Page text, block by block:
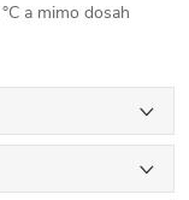
a mimo dosah